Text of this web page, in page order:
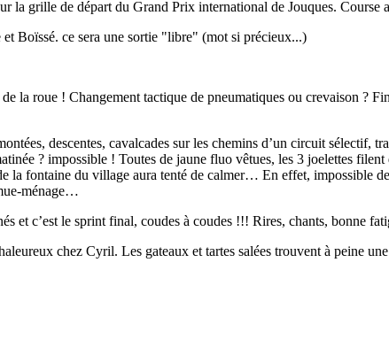
la grille de départ du Grand Prix international de Jouques.
Boïssé. ce sera une sortie "libre" (mot si précieux...)
la roue ! Changement tactique de pneumatiques ou crevaison ?
descentes, cavalcades sur les chemins d’un circuit sélectif,
? impossible ! Toutes de jaune fluo vêtues, les 3 joelettes
la fontaine du village aura tenté de calmer… En effet, impossible
ménage…
et c’est le sprint final, coudes à coudes !!! Rires, chants, bonne
chez Cyril. Les gateaux et tartes salées trouvent à peine